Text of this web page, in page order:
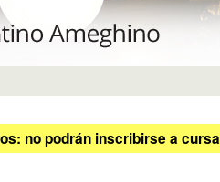
no podrán inscribirse a